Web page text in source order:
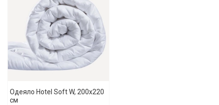
Одеяло Hotel Soft W, 200x220
см